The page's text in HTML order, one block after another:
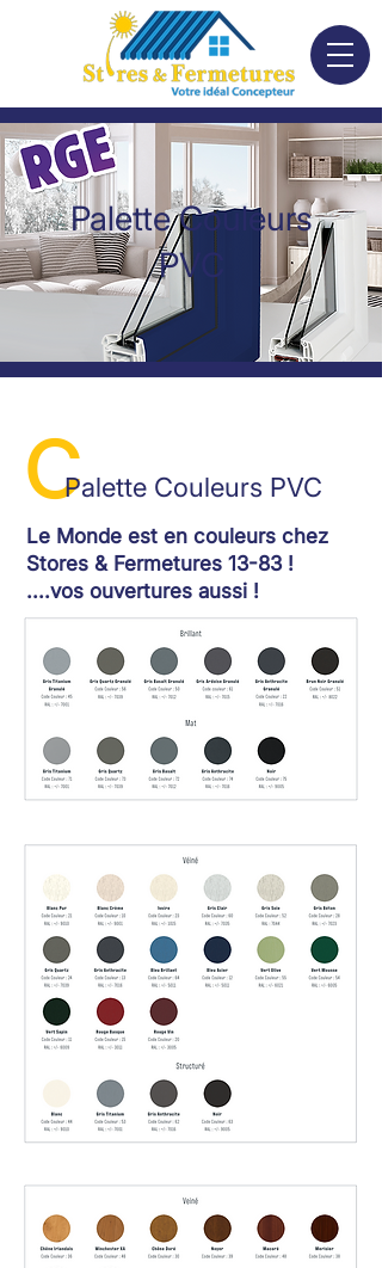
Palette Couleurs
PVC
cPalette Couleurs PVC
Le Monde est en couleurs chez
Stores & Fermetures 13-83 !
....vos ouvertures aussi !